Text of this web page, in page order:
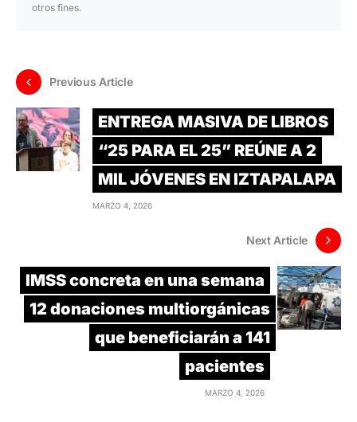
otros fines.
Previous Article
ENTREGA MASIVA DE LIBROS
“25 PARA EL 25” REÚNE A 2
MIL JÓVENES EN IZTAPALAPA
MARZO 4, 2026
Next Article
IMSS concreta en una semana
12 donaciones multiorgánicas
que beneficiarán a 141
pacientes
MARZO 4, 2026